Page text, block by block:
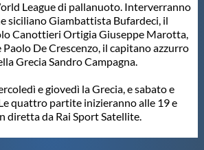
League di pallanuoto. Interverranno
siciliano Giambattista Bufardeci, il
Canottieri Ortigia Giuseppe Marotta,
De Crescenzo, il capitano azzurro
Grecia Sandro Campagna.
e giovedì la Grecia, e sabato e
quattro partite inizieranno alle 19 e
diretta da Rai Sport Satellite.